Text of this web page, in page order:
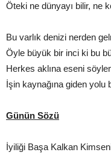
Öteki ne dünyayı bilir, ne
Bu varlık denizi nerden
Öyle büyük bir inci ki bu
Herkes aklına eseni
İşin kaynağına giden yolu
Günün Sözü
İyiliği Başa Kalkan